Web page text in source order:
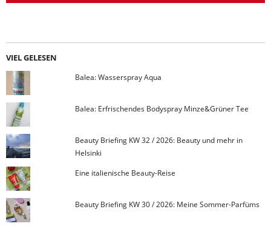
VIEL GELESEN
Balea: Wasserspray Aqua
Balea: Erfrischendes Bodyspray Minze&Grüner Tee
Beauty Briefing KW 32 / 2026: Beauty und mehr in
Helsinki
Eine italienische Beauty-Reise
Beauty Briefing KW 30 / 2026: Meine Sommer-Parfüms